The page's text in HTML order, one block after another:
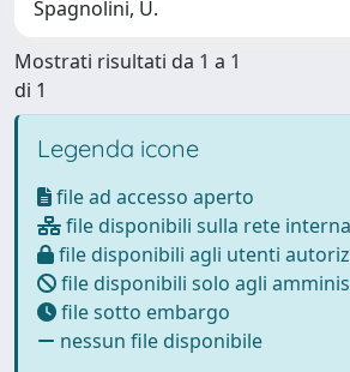
Spagnolini, U.
Mostrati risultati da 1 a 1
di 1
Legenda icone
file ad accesso aperto
file disponibili sulla rete interna
file disponibili agli utenti
file disponibili solo agli
file sotto embargo
nessun file disponibile